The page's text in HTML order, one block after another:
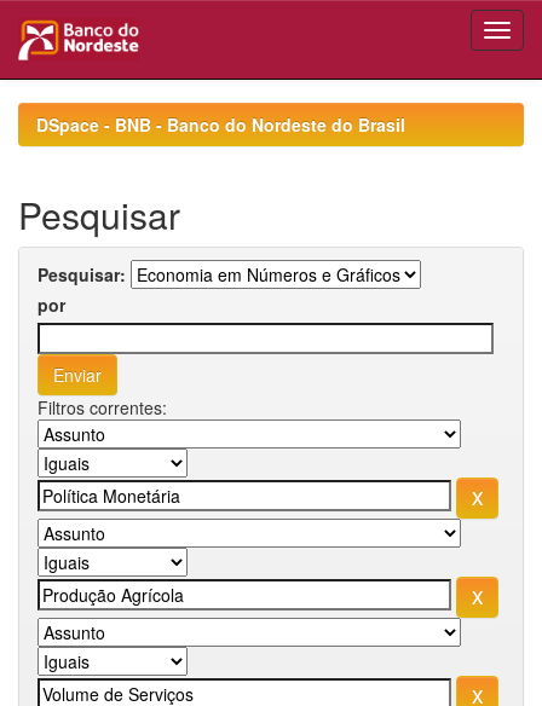
navigationDSpace - BNB - Banco do Nordeste do Brasil
Pesquisar
Pesquisar:
por
Filtros correntes: